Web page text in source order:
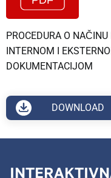
PROCEDURA O
INTERNOM I
DOKUMENTACIJOM
DOWNLOAD